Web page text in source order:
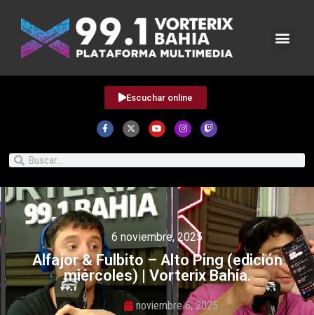
Escuchar online
6 noviembre, 2025
Alfajor & Fulbito – Alto Ping (edición
miércoles) | Vorterix Bahía.
noviembre 6, 2025